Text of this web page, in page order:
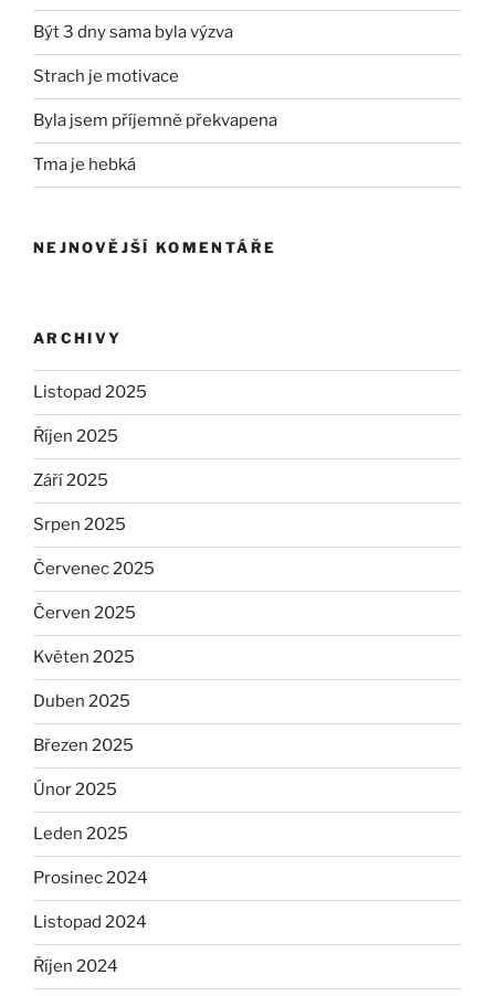
Být 3 dny sama byla výzva
Strach je motivace
Byla jsem příjemně překvapena
Tma je hebká
NEJNOVĚJŠÍ KOMENTÁŘE
ARCHIVY
Listopad 2025
Říjen 2025
Září 2025
Srpen 2025
Červenec 2025
Červen 2025
Květen 2025
Duben 2025
Březen 2025
Únor 2025
Leden 2025
Prosinec 2024
Listopad 2024
Říjen 2024